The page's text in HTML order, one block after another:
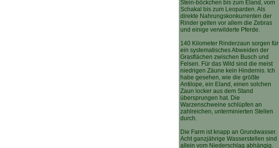
Stein-böckchen bis zum Eland, vom
Schakal bis zum Leoparden. Als
direkte Nahrungskonkurrenten der
Rinder gelten vor allem die Zebras
und einige verwilderte Pferde.
140 Kilometer Rinderzaun sorgen für
ein systematisches Abweiden der
Grasflächen zwischen Busch und
Felsen. Für das Wild sind die meist
niedrigen Zäune kein Hindernis. Ich
habe gesehen, wie die größte
Antilope, ein Eland, einen solchen
Zaun locker aus dem Stand
übersprungen hat. Die
Warzenschweine schlüpfen an
zahlreichen, unterminierten Stellen
durch.
Die Farm ist knapp an Grundwasser.
Acht ganzjährige Wasserstellen sind
allein vom Niederschlag abhängig.